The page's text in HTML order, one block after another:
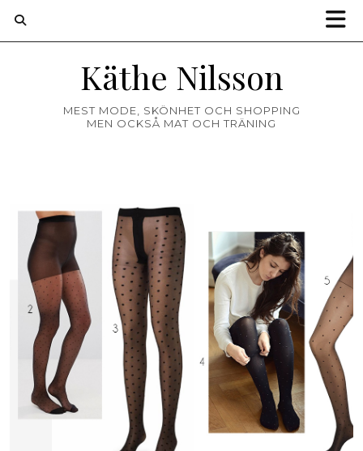
Käthe Nilsson
MEST MODE, SKÖNHET OCH SHOPPING
MEN OCKSÅ MAT OCH TRÄNING